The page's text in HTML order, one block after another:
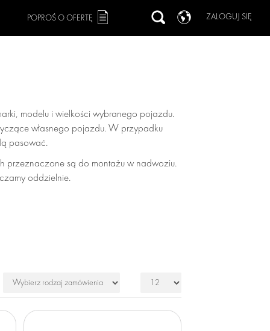
ZALOGUJ SIĘ
POPROŚ O OFERTĘ
modelu i wielkości wybranego pojazdu.
własnego pojazdu. W przypadku
pasować.
przeznaczone są do montażu w nadwoziu.
oddzielnie.